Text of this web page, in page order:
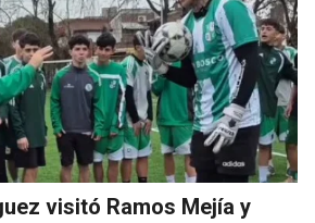
visitó Ramos Mejía y